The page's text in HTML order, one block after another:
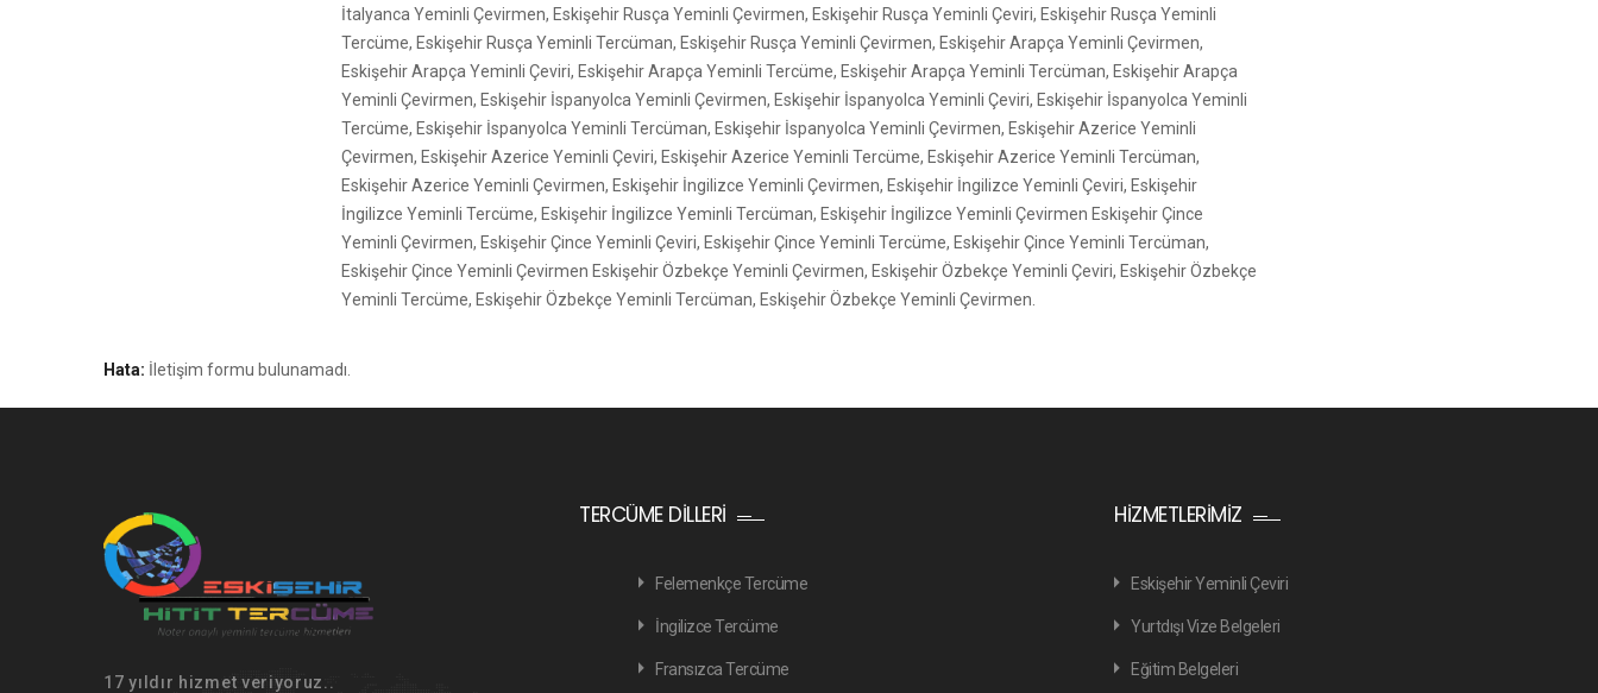
İtalyanca Yeminli Çevirmen, Eskişehir Rusça Yeminli Çevirmen, Eskişehir Rusça Yeminli Çeviri, Eskişehir Rusça Yeminli
Tercüme, Eskişehir Rusça Yeminli Tercüman, Eskişehir Rusça Yeminli Çevirmen, Eskişehir Arapça Yeminli Çevirmen,
Eskişehir Arapça Yeminli Çeviri, Eskişehir Arapça Yeminli Tercüme, Eskişehir Arapça Yeminli Tercüman, Eskişehir Arapça
Yeminli Çevirmen, Eskişehir İspanyolca Yeminli Çevirmen, Eskişehir İspanyolca Yeminli Çeviri, Eskişehir İspanyolca Yeminli
Tercüme, Eskişehir İspanyolca Yeminli Tercüman, Eskişehir İspanyolca Yeminli Çevirmen, Eskişehir Azerice Yeminli
Çevirmen, Eskişehir Azerice Yeminli Çeviri, Eskişehir Azerice Yeminli Tercüme, Eskişehir Azerice Yeminli Tercüman,
Eskişehir Azerice Yeminli Çevirmen, Eskişehir İngilizce Yeminli Çevirmen, Eskişehir İngilizce Yeminli Çeviri, Eskişehir
İngilizce Yeminli Tercüme, Eskişehir İngilizce Yeminli Tercüman, Eskişehir İngilizce Yeminli Çevirmen Eskişehir Çince
Yeminli Çevirmen, Eskişehir Çince Yeminli Çeviri, Eskişehir Çince Yeminli Tercüme, Eskişehir Çince Yeminli Tercüman,
Eskişehir Çince Yeminli Çevirmen Eskişehir Özbekçe Yeminli Çevirmen, Eskişehir Özbekçe Yeminli Çeviri, Eskişehir Özbekçe
Yeminli Tercüme, Eskişehir Özbekçe Yeminli Tercüman, Eskişehir Özbekçe Yeminli Çevirmen.
Hata: İletişim formu bulunamadı.
17 yıldır hizmet veriyoruz..
TERCÜME DILLERI
Felemenkçe Tercüme
İngilizce Tercüme
Fransızca Tercüme
HIZMETLERIMIZ
Eskişehir Yeminli Çeviri
Yurtdışı Vize Belgeleri
Eğitim Belgeleri